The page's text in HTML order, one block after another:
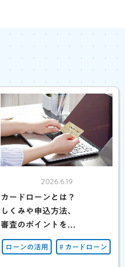
2026.6.19
カードローンとは？
しくみや申込方法、
審査のポイントを
わかりやすく解説
ローンの活用 カードローン